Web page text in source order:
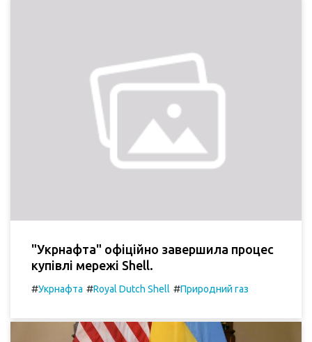
"Укрнафта" офіційно завершила процес
купівлі мережі Shell.
#Укрнафта #Royal Dutch Shell #Природний газ